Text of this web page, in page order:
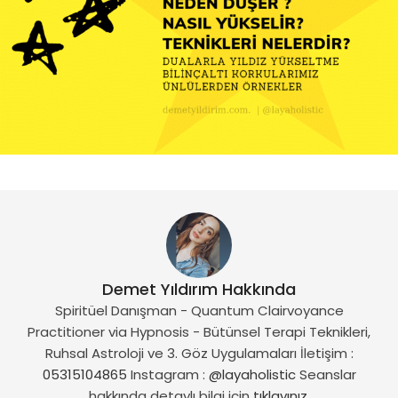
Demet Yıldırım Hakkında
Spiritüel Danışman - Quantum Clairvoyance
Practitioner via Hypnosis - Bütünsel Terapi Teknikleri,
Ruhsal Astroloji ve 3. Göz Uygulamaları İletişim :
05315104865 Instagram : @layaholisticSeanslar